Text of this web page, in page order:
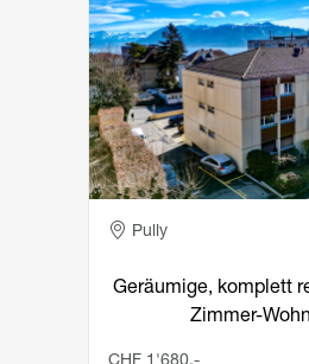
Pully
Geräumige, komplett
Zimmer-
CHF 1'680.-